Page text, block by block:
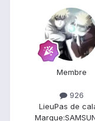
Membre
926
LieuPas de
Marque: